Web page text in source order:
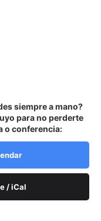
siempre a mano?
para no perderte
o conferencia:
/ iCal